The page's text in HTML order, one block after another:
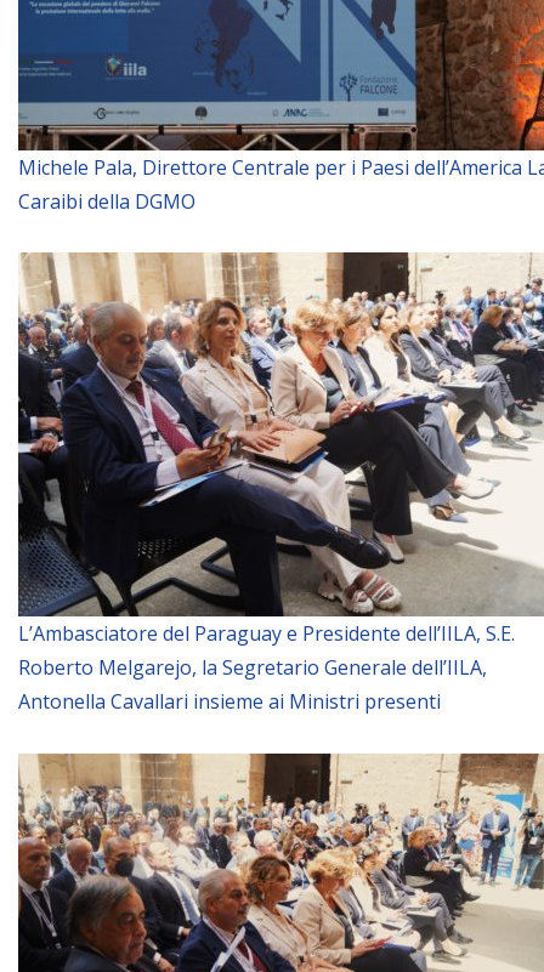
Biblioteca
Publicaciones
OPORTUNIDADES
Convocatorias
Becas
Alta Formación
Para las empresas
Registro de proveedores
Contratos/Acuerdos/Grant
NEWSLETTER
Michele Pala, Direttore Centrale per i Paesi dell’America
Caraibi della DGMO
L’Ambasciatore del Paraguay e Presidente dell’IILA, S.E.
Roberto Melgarejo, la Segretario Generale dell’IILA,
Antonella Cavallari insieme ai Ministri presenti